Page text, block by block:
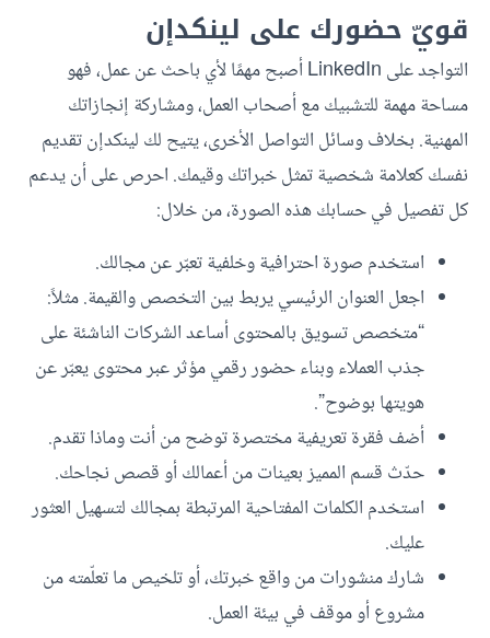
قويّ حضورك على لينكدإن
التواجد على LinkedIn أصبح مهمًا لأي باحث عن عمل، فهو
مساحة مهمة للتشبيك مع أصحاب العمل، ومشاركة إنجازاتك
المهنية. بخلاف وسائل التواصل الأخرى، يتيح لك لينكدإن تقديم
نفسك كعلامة شخصية تمثل خبراتك وقيمك. احرص على أن يدعم
كل تفصيل في حسابك هذه الصورة، من خلال:
استخدم صورة احترافية وخلفية تعبّر عن مجالك.
اجعل العنوان الرئيسي يربط بين التخصص والقيمة. مثلاً:
“متخصص تسويق بالمحتوى أساعد الشركات الناشئة على
جذب العملاء وبناء حضور رقمي مؤثر عبر محتوى يعبّر عن
هويتها بوضوح”.
أضف فقرة تعريفية مختصرة توضح من أنت وماذا تقدم.
حدّث قسم المميز بعينات من أعمالك أو قصص نجاحك.
استخدم الكلمات المفتاحية المرتبطة بمجالك لتسهيل العثور
عليك.
شارك منشورات من واقع خبرتك، أو تلخيص ما تعلّمته من
مشروع أو موقف في بيئة العمل.